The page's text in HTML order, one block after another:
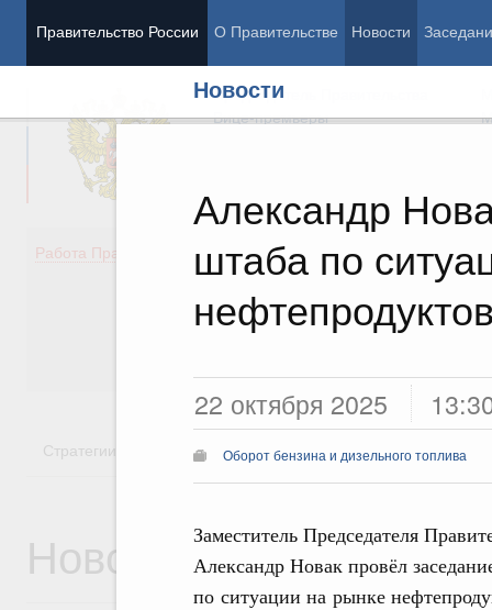
Правительство России О Правительстве Новости
Новости
Александр
штаба по
22 октября 2025
Оборот бензина и дизельного топлива
Заместитель Председателя
Александр Новак провёл
по ситуации на рынке
Председатель Правительства
Вице-премьеры
Работа Правительства
Демография
Здоровье
Культура
Стратегии Государственные программы
Новости